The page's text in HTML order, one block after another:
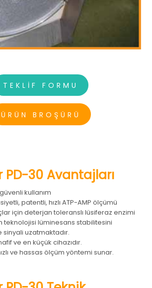
TEKLİF FORMU
ÜRÜN BROŞÜRÜ
PD-30 Avantajları
kullanım
patentli, hızlı ATP-AMP ölçümü
için deterjan toleranslı lüsiferaz enzimi
teknolojisi lüminesans stabilitesini
sinyali uzatmaktadır.
ve en küçük cihazıdır.
ve hassas ölçüm yöntemi sunar.